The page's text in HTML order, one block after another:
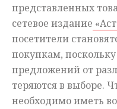
представленных
сетевое издание
посетители
покупкам,
предложений от
теряются в выборе.
необходимо иметь